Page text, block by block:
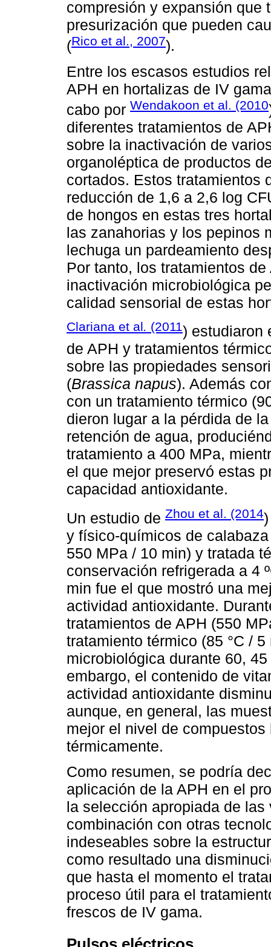
compresión y expansión que
presurización que pueden
(Rico et al., 2007).
Entre los escasos estudios
APH en hortalizas de IV
cabo por Wendakoon et al. (2010
diferentes tratamientos de
sobre la inactivación de
organoléptica de productos
cortados. Estos tratamientos
reducción de 1,6 a 2,6 log
de hongos en estas tres
las zanahorias y los pepinos
lechuga un pardeamiento
Por tanto, los tratamientos
inactivación microbiológica
calidad sensorial de estas
Clariana et al. (2011) estudiaron
de APH y tratamientos
sobre las propiedades
(Brassica napus). Además
con un tratamiento térmico
dieron lugar a la pérdida de
retención de agua,
tratamiento a 400 MPa,
el que mejor preservó estas
capacidad antioxidante.
Un estudio de Zhou et al. (2014
y físico-químicos de
550 MPa / 10 min) y tratada
conservación refrigerada a 4
min fue el que mostró una
actividad antioxidante.
tratamientos de APH (550
tratamiento térmico (85 °C /
microbiológica durante 60,
embargo, el contenido de
actividad antioxidante
aunque, en general, las
mejor el nivel de
térmicamente.
Como resumen, se podría
aplicación de la APH en el
la selección apropiada de
combinación con otras
indeseables sobre la
como resultado una
que hasta el momento el
proceso útil para el
frescos de IV gama.